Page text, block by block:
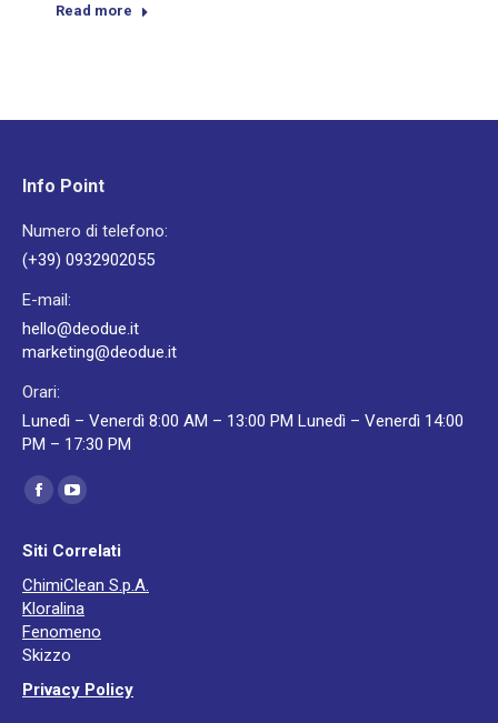
Read more
Info Point
Numero di telefono:
(+39) 0932902055
E-mail:
hello@deodue.it
marketing@deodue.it
Orari:
Lunedì – Venerdì 8:00 AM – 13:00 PM Lunedì – Venerdì 14:00
PM – 17:30 PM
Ci puoi trovare su:
Facebook
opens
in
new
window
YouTube
opens
in
new
Siti Correlati
ChimiClean S.p.A.
Kloralina
Fenomeno
Skizzo
Privacy Policy